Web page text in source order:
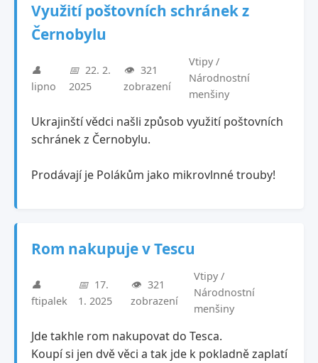
Využití poštovních schránek z
Černobylu
👤
lipno
📅 22. 2.
2025
👁️ 321
zobrazení
Vtipy /
Národnostní
menšiny
Ukrajinští vědci našli způsob využití poštovních
schránek z Černobylu.
Prodávají je Polákům jako mikrovlnné trouby!
Rom nakupuje v Tescu
👤
ftipalek
📅 17.
1. 2025
👁️ 321
zobrazení
Vtipy /
Národnostní
menšiny
Jde takhle rom nakupovat do Tesca.
Koupí si jen dvě věci a tak jde k pokladně zaplatí